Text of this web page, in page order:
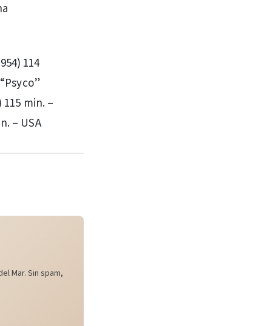
114
115 min. –
– USA
Mar. Sin spam,